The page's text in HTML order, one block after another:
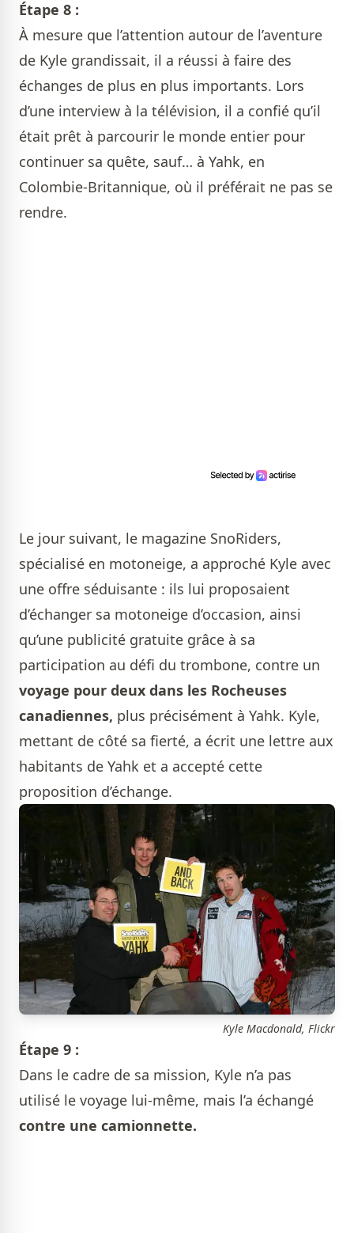
Étape 8 :
À mesure que l’attention autour de l’aventure
de Kyle grandissait, il a réussi à faire des
échanges de plus en plus importants. Lors
d’une interview à la télévision, il a confié qu’il
était prêt à parcourir le monde entier pour
continuer sa quête, sauf… à Yahk, en
Colombie-Britannique, où il préférait ne pas se
rendre.
Le jour suivant, le magazine SnoRiders,
spécialisé en motoneige, a approché Kyle avec
une offre séduisante : ils lui proposaient
d’échanger sa motoneige d’occasion, ainsi
qu’une publicité gratuite grâce à sa
participation au défi du trombone, contre un
voyage pour deux dans les Rocheuses
canadiennes, plus précisément à Yahk. Kyle,
mettant de côté sa fierté, a écrit une lettre aux
habitants de Yahk et a accepté cette
proposition d’échange.
Kyle Macdonald, Flickr
Étape 9 :
Dans le cadre de sa mission, Kyle n’a pas
utilisé le voyage lui-même, mais l’a échangé
contre une camionnette.